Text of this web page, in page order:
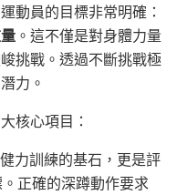
動員的目標非常明確：
。這不僅是對身體力量
挑戰。透過不斷挑戰極
力。
核心項目：
力訓練的基石，更是評
正確的深蹲動作要求